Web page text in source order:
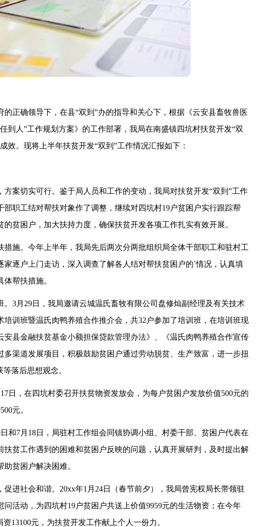
确领导下，在县“双到”办的指导和关心下，根据《云安县畜牧兽医
到人”工作规划方案》的工作部署，我局在南盛镇四坑村扶贫开发“双
效。现将上半年扶贫开发“双到”工作情况汇报如下：
切实可行。鉴于局人员和工作的变动，我局对扶贫开发“双到”工作
部职工结对帮扶对象作了调整，继续对四坑村19户贫困户实行跟踪帮
贫困户，加大扶持力度，确保扶贫开发各项工作扎实有效开展。
施。今年上半年，我局先后两次分两批组织局全体干部职工和驻村工
家逐户上门走访，深入调查了解各人结对帮扶贫困户的`情况，认真填
帮扶措施。
月29日，我局邀请云城温氏畜牧有限公司盘修灿副经理及有关技术
培训班暨温氏肉鸭养殖合作推介会，共32户参加了培训班，在培训班现
安县金融扶贫基金小额担保贷款管理办法》、《温氏肉鸭养殖合作宣传
多渠道发展项目，积极鼓励贫困户通过劳动脱贫、生产致富，进一步扭
落后思想观念。
，在四坑村委召开扶贫物资发放会，为每户贫困户发放价值500元的
元。
7月18日，局驻村工作组会同镇协调小组、村委干部、贫困户代表在
扶贫工作遇到的困难和贫困户反映的问题，认真开展研判，及时提出解
贫困户解决困难。
社会和谐。20xx年1月24日（春节前夕），我局曾宪权局长带领驻
活动，为四坑村19户贫困户共送上价值9959元的生活物资；在今年
13100元，为扶贫开发工作献上个人一份力。